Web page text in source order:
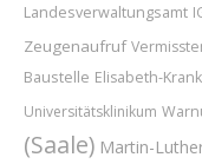
Landesverwaltungsamt
Zeugenaufruf
Baustelle Elisabeth-
Universitätsklinikum
(Saale) Martin-